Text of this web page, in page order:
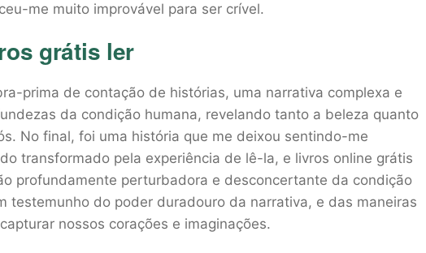
me muito improvável para ser crível.
grátis ler
prima de contação de histórias, uma narrativa complexa e
da condição humana, revelando tanto a beleza quanto
No final, foi uma história que me deixou sentindo-me
transformado pela experiência de lê-la, e livros online grátis
profundamente perturbadora e desconcertante da condição
testemunho do poder duradouro da narrativa, e das maneiras
nossos corações e imaginações.